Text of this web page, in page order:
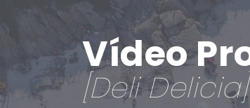
Vídeo
[Deli